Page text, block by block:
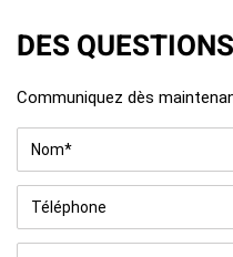
DES
Communiquez dès
Nom *
Téléphone